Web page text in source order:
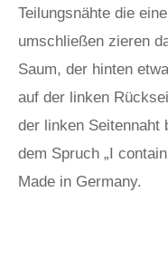
Teilungsnähte die
umschließen zieren
Saum, der hinten
auf der linken
der linken Seitennaht
dem Spruch „I
Made in Germany.